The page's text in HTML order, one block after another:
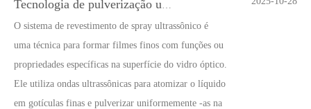
O sistema de revestimento de spray ultrassônico é
uma técnica para formar filmes finos com funções ou
propriedades específicas na superfície do vidro óptico.
Ele utiliza ondas ultrassônicas para atomizar o líquido
em gotículas finas e pulverizar uniformemente -as na